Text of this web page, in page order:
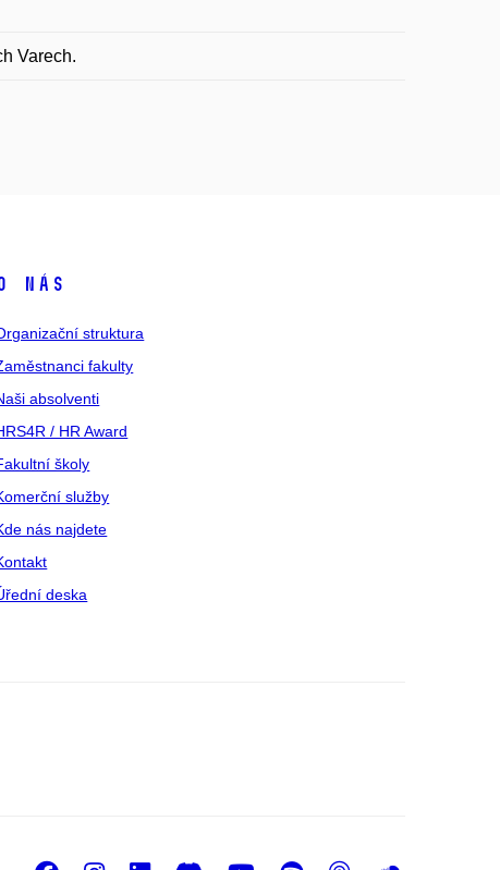
Varech.
nás
struktura
fakulty
absolventi
/ HR Award
školy
služby
nás najdete
deska